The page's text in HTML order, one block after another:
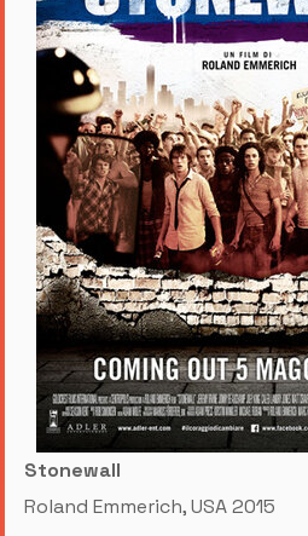
Stonewall
Roland Emmerich, USA 2015